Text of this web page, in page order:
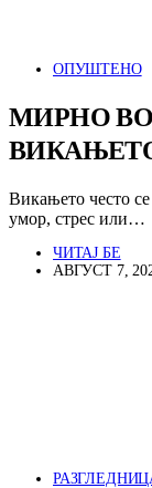
ОПУШТЕНО
МИРНО
Викањето често се
умор, стрес или…
ЧИТАЈ БЕ
АВГУСТ 7,